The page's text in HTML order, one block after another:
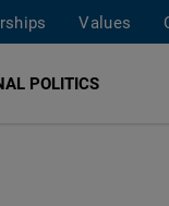
Values
POLITICS